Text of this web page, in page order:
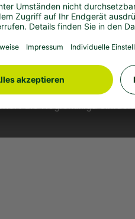
Regionalliga West. Das
in der Region verbunden
die Regionalliga